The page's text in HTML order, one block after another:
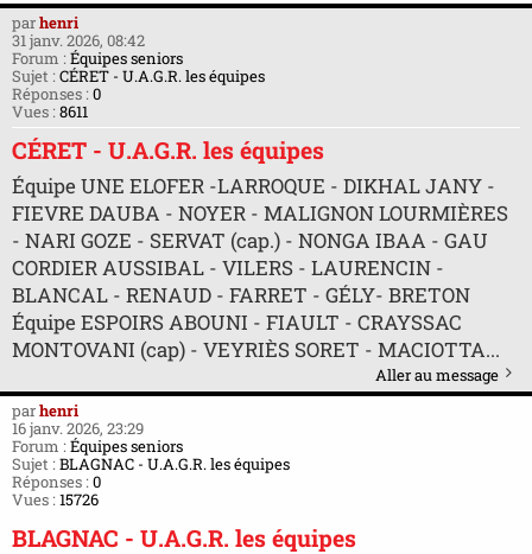
parhenri
31 janv. 2026, 08:42
Forum : Équipes seniors
Sujet : CÉRET - U.A.G.R. les équipes
Réponses : 0
Vues : 8611
CÉRET - U.A.G.R. les équipes
Équipe UNE ELOFER -LARROQUE - DIKHAL JANY -
FIEVRE DAUBA - NOYER - MALIGNON LOURMIÈRES
- NARI GOZE - SERVAT (cap.) - NONGA IBAA - GAU
CORDIER AUSSIBAL - VILERS - LAURENCIN -
BLANCAL - RENAUD - FARRET - GÉLY- BRETON
Équipe ESPOIRS ABOUNI - FIAULT - CRAYSSAC
MONTOVANI (cap) - VEYRIÈS SORET - MACIOTTA...
Aller au message
parhenri
16 janv. 2026, 23:29
Forum :Équipes seniors
Sujet :BLAGNAC - U.A.G.R. les équipes
Réponses :0
Vues :15726
BLAGNAC - U.A.G.R. les équipes